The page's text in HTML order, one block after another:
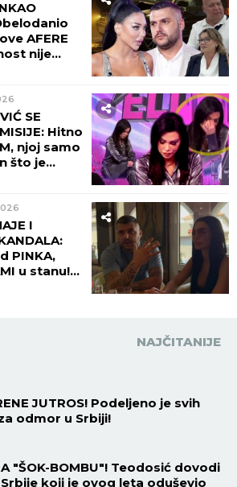
AFERE
nije
SE
Hitno
njoj samo
što je
I
PINKA,
u stanu!
NAJČITANIJE
JUTROS! Podeljeno je svih
odmor u Srbiji!
"ŠOK-BOMBU"! Teodosić dovodi
koji je ovog leta oduševio